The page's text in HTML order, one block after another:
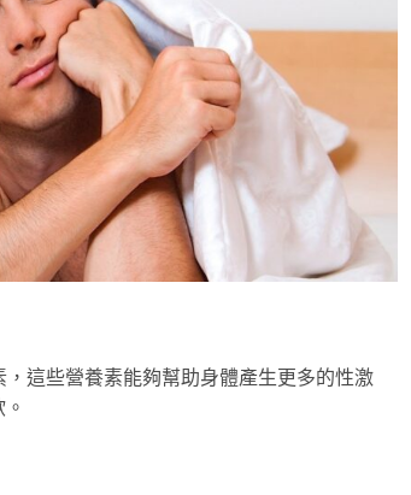
這些營養素能夠幫助身體產生更多的性激